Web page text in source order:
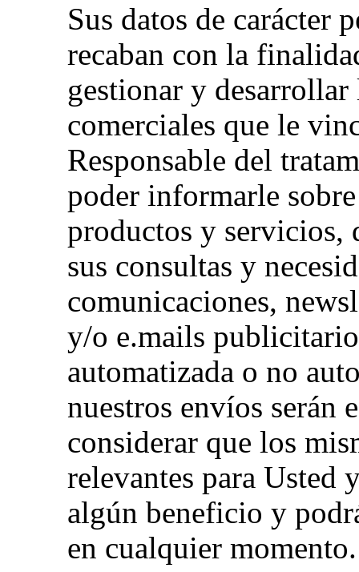
Sus datos de carácter
recaban con la
gestionar y desarrollar
comerciales que le
Responsable del
poder informarle
productos y servicios,
sus consultas y
comunicaciones,
y/o e.mails
automatizada o no
nuestros envíos serán
considerar que los
relevantes para Usted
algún beneficio y
en cualquier momento.